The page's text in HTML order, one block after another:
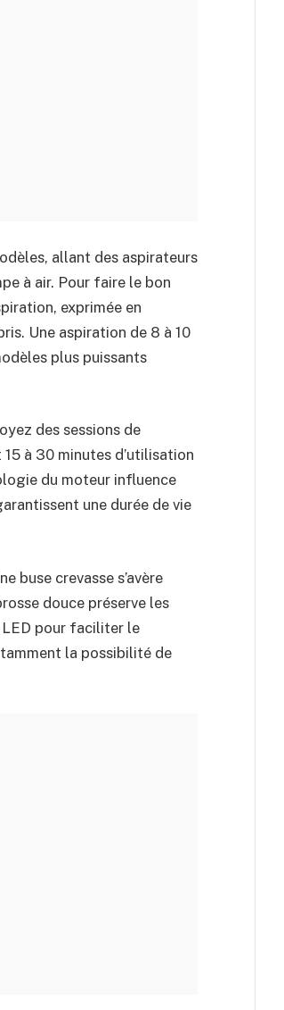
allant des aspirateurs
à air. Pour faire le bon
exprimée en
Une aspiration de 8 à 10
plus puissants
des sessions de
à 30 minutes d’utilisation
du moteur influence
une durée de vie
buse crevasse s’avère
douce préserve les
pour faciliter le
la possibilité de